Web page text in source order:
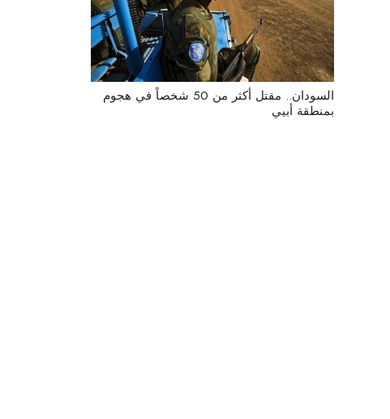
السودان.. مقتل أكثر من 50 شخصاً في هجوم
بمنطقة أبيي